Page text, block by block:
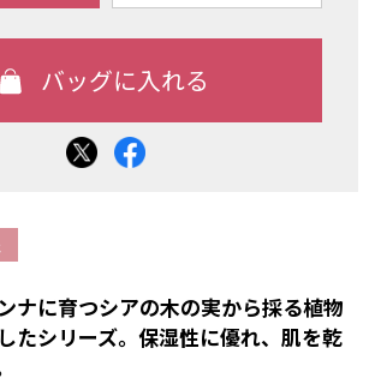
ナに育つシアの木の実から採る植物
たシリーズ。保湿性に優れ、肌を乾